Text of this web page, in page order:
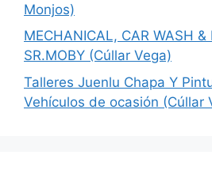
Monjos)
MECHANICAL, CAR WASH &
SR.MOBY (Cúllar Vega)
Talleres Juenlu Chapa Y
Vehículos de ocasión (Cúllar